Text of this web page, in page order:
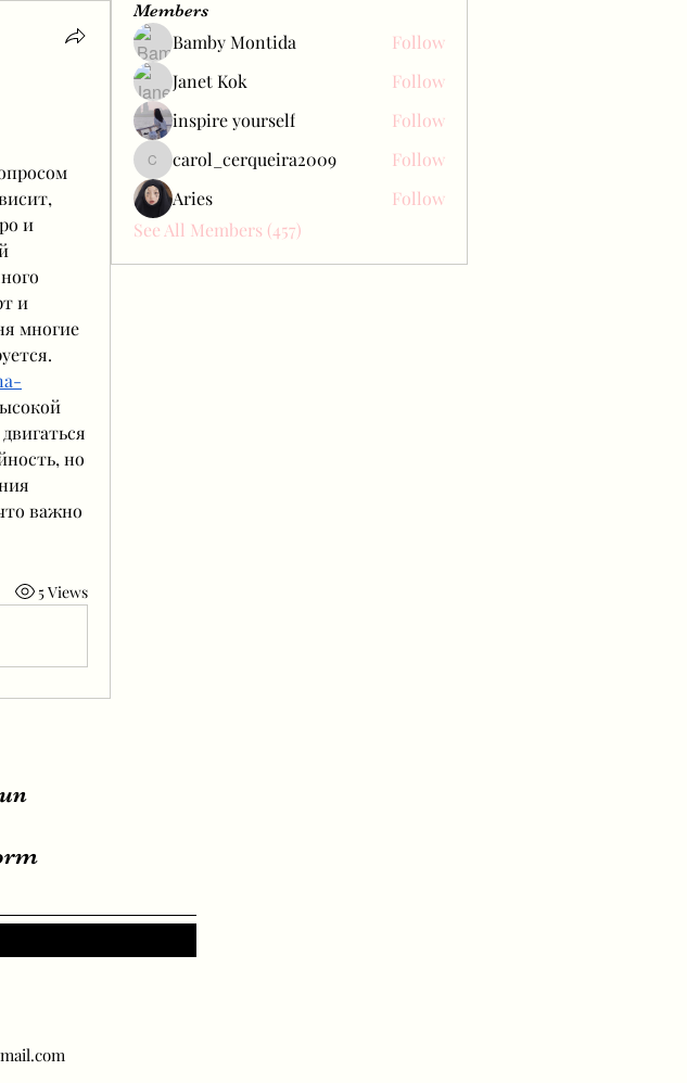
и
и
многие
но
важно
5 Views
Members
Bamby Montida
Follow
Janet Kok
Follow
inspire yourself
Follow
carol_cerqueira2009
carol_cerqueira2009
Follow
Aries
Follow
See All Members (457)